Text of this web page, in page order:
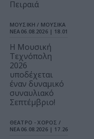
Πειραιά
ΜΟΥΣΙΚΗ / ΜΟΥΣΙΚΑ
ΝΕΑ 06.08.2026 | 18.01
Η Μουσική
Τεχνόπολη
2026
υποδέχεται
έναν δυναμικό
συναυλιακό
Σεπτέμβριο!
ΘΕΑΤΡΟ - ΧΟΡΟΣ /
ΝΕΑ 06.08.2026 | 17.26